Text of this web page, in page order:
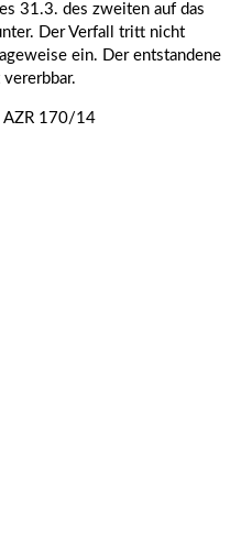
31.3. des zweiten auf das
Der Verfall tritt nicht
ein. Der entstandene
AZR 170/14